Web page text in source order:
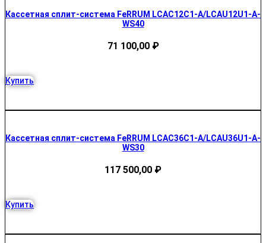
Кассетная сплит-система FeRRUM LCAC12C1-A/LCAU12U1-A-
WS40
71 100,00 ₽
Купить
Кассетная сплит-система FeRRUM LCAC36C1-A/LCAU36U1-A-
WS30
117 500,00 ₽
Купить